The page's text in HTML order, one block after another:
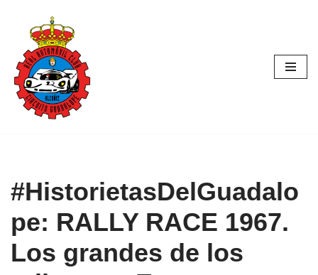
Saltar
contenido
#HistorietasDelGuadalo
pe: RALLY RACE 1967.
Los grandes de los